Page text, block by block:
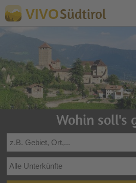
VIVOSüdtirol
Wohin soll's